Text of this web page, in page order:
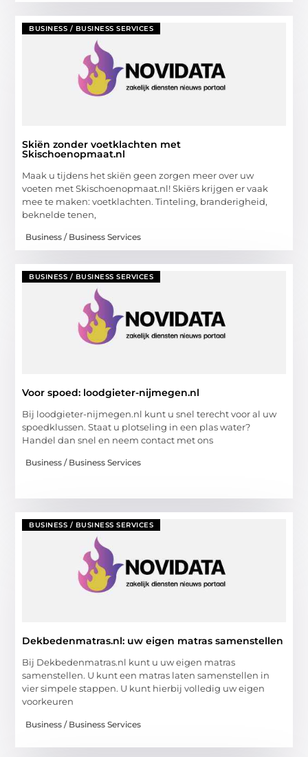
BUSINESS / BUSINESS SERVICES
Skiën zonder voetklachten met
Skischoenopmaat.nl
Maak u tijdens het skiën geen zorgen meer over uw
voeten met Skischoenopmaat.nl! Skiërs krijgen er vaak
mee te maken: voetklachten. Tinteling, branderigheid,
beknelde tenen,
Business / Business Services
BUSINESS / BUSINESS SERVICES
Voor spoed: loodgieter-nijmegen.nl
Bij loodgieter-nijmegen.nl kunt u snel terecht voor al uw
spoedklussen. Staat u plotseling in een plas water?
Handel dan snel en neem contact met ons
Business / Business Services
BUSINESS / BUSINESS SERVICES
Dekbedenmatras.nl: uw eigen matras samenstellen
Bij Dekbedenmatras.nl kunt u uw eigen matras
samenstellen. U kunt een matras laten samenstellen in
vier simpele stappen. U kunt hierbij volledig uw eigen
voorkeuren
Business / Business Services